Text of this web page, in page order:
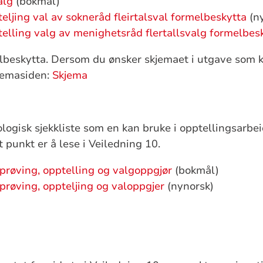
val av sokneråd fleirtalsval formelbeskytta
valg av menighetsråd flertallsvalg
Dersom du ønsker skjemaet i utgave som
Skjema
sjekkliste som en kan bruke i
punkt er å lese i Veiledning 10.
opptelling og valgoppgjør(bokmål)
oppteljing og valoppgjer(nynorsk)